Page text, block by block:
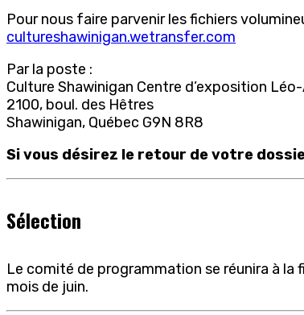
Pour nous faire parvenir les fichiers
cultureshawinigan.wetransfer.com
Par la poste :
Culture Shawinigan Centre d’exposition
2100, boul. des Hêtres
Shawinigan, Québec G9N 8R8
Si vous désirez le retour de votre
Sélection
Le comité de programmation se réunira à
mois de juin.